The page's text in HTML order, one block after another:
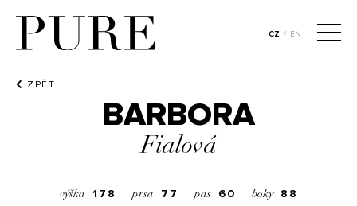
CZ / EN
ZPĚT
BARBORA
Fialová
výška 178 prsa 77 pas 60 boky 88